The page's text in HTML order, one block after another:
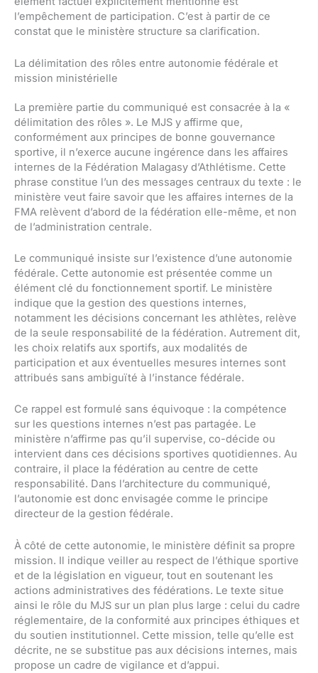
l’empêchement de participation. C’est à partir de ce
constat que le ministère structure sa clarification.
La délimitation des rôles entre autonomie fédérale et
mission ministérielle
La première partie du communiqué est consacrée à la «
délimitation des rôles ». Le MJS y affirme que,
conformément aux principes de bonne gouvernance
sportive, il n’exerce aucune ingérence dans les affaires
internes de la Fédération Malagasy d’Athlétisme. Cette
phrase constitue l’un des messages centraux du texte : le
ministère veut faire savoir que les affaires internes de la
FMA relèvent d’abord de la fédération elle-même, et non
de l’administration centrale.
Le communiqué insiste sur l’existence d’une autonomie
fédérale. Cette autonomie est présentée comme un
élément clé du fonctionnement sportif. Le ministère
indique que la gestion des questions internes,
notamment les décisions concernant les athlètes, relève
de la seule responsabilité de la fédération. Autrement dit,
les choix relatifs aux sportifs, aux modalités de
participation et aux éventuelles mesures internes sont
attribués sans ambiguïté à l’instance fédérale.
Ce rappel est formulé sans équivoque : la compétence
sur les questions internes n’est pas partagée. Le
ministère n’affirme pas qu’il supervise, co-décide ou
intervient dans ces décisions sportives quotidiennes. Au
contraire, il place la fédération au centre de cette
responsabilité. Dans l’architecture du communiqué,
l’autonomie est donc envisagée comme le principe
directeur de la gestion fédérale.
À côté de cette autonomie, le ministère définit sa propre
mission. Il indique veiller au respect de l’éthique sportive
et de la législation en vigueur, tout en soutenant les
actions administratives des fédérations. Le texte situe
ainsi le rôle du MJS sur un plan plus large : celui du cadre
réglementaire, de la conformité aux principes éthiques et
du soutien institutionnel. Cette mission, telle qu’elle est
décrite, ne se substitue pas aux décisions internes, mais
propose un cadre de vigilance et d’appui.